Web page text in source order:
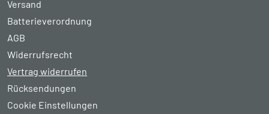
Versand
Batterieverordnung
AGB
Widerrufsrecht
Vertrag widerrufen
Rücksendungen
Cookie Einstellungen